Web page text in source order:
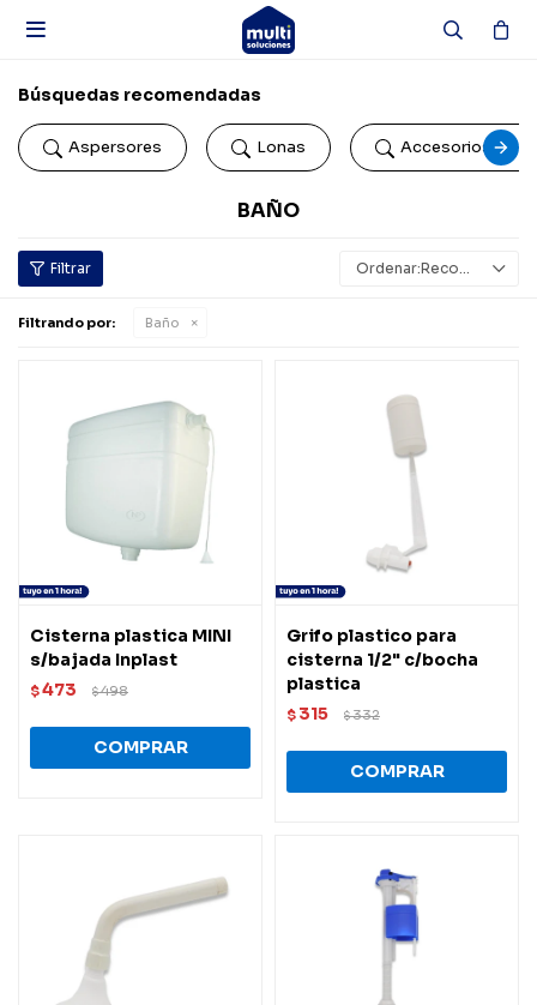

Búsquedas recomendadas
Aspersores Lonas Accesorios de
BAÑO
Recomendados
Filtrando por: Baño
Cisterna plastica MINI
s/bajada Inplast
$473 $498
Grifo plastico para
cisterna 1/2" c/bocha
plastica
$ 315 $332